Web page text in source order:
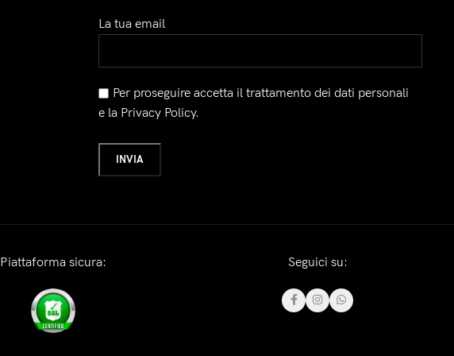
La tua email
Per proseguire accetta il trattamento dei dati personali
e la Privacy Policy.
Piattaforma sicura: Seguici su: